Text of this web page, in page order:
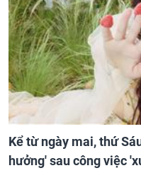
Kể từ ngày mai, thứ
hưởng' sau công việc